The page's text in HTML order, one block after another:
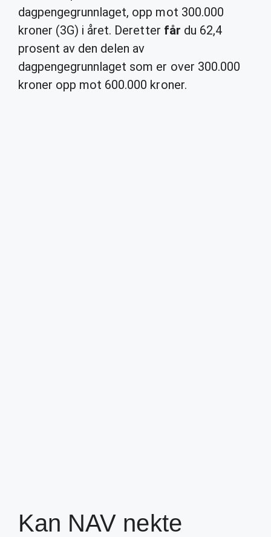
dagpengegrunnlaget, opp mot 300.000
kroner (3G) i året. Deretter får du 62,4
prosent av den delen av
dagpengegrunnlaget som er over 300.000
kroner opp mot 600.000 kroner.
Kan NAV nekte